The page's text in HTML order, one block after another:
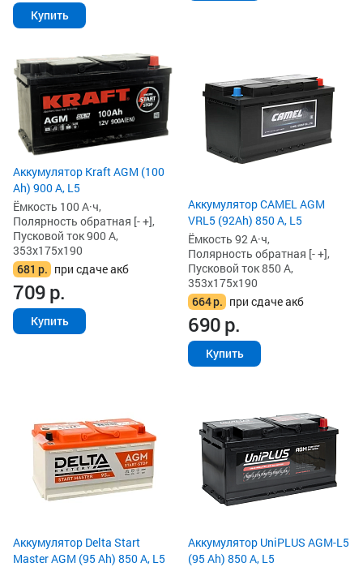
Купить
Аккумулятор Kraft AGM (100
Ah) 900 А, L5
Ёмкость 100 А·ч,
Полярность обратная [- +],
Пусковой ток 900 А,
353x175x190
681 р. при сдаче акб
709р.
Купить
Аккумулятор CAMEL AGM
VRL5 (92Ah) 850 А, L5
Ёмкость 92 А·ч,
Полярность обратная [- +],
Пусковой ток 850 А,
353x175x190
664р. при сдаче акб
690р.
Купить
Аккумулятор Delta Start
Master AGM (95 Ah) 850 А, L5
Аккумулятор UniPLUS AGM-L5
(95 Ah) 850 А, L5